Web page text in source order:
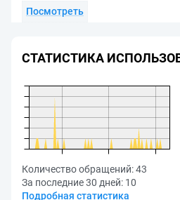
Посмотреть
СТАТИСТИКА
Количество обращений:43
За последние 30 дней: 10
Подробная статистика